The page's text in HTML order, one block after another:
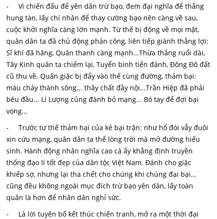
- Vì chiến đấu để yên dân trừ bạo, đem đại nghĩa để thắng
hung tàn, lấy chí nhân để thay cường bạo nên càng về sau,
cuộc khởi nghĩa càng lớn mạnh. Từ thế bị động về mọi mặt,
quân dân ta đã chủ động phản công, liên tiếp giành thắng lợi:
Sĩ khí đã hăng, Quăn thanh càng mạnh...Thừa thắng ruổi dài,
Tây Kinh quân ta chiếm lại, Tuyển binh tiến đánh, Đông Đô đất
cũ thu về. Quân giặc bị đẩy vào thế cùng đường, thảm bại:
máu chảy thành sông... thây chất đầy nội...Trần Hiệp đã phải
bêu đầu... Lí Lượng củng đành bỏ mạng... Bó tay để đợi bại
vong...
- Trước tư thế thảm hại của kẻ bại trận: như hổ đói vẫy đuôi
xin cứu mạng, quân dân ta thể lòng trời mà mở đường hiếu
sinh. Hành động nhân nghĩa cao cả ấy khẳng định truyền
thống đạo lí tốt đẹp của dân tộc Việt Nam. Đánh cho giặc
khiếp sợ, nhưng lại tha chết cho chúng khi chúng đại bại...
cũng đều không ngoài mục đích trừ bạo yên dân, lấy toàn
quân là hơn để nhân dân nghỉ sức.
- Là lời tuyên bố kết thúc chiến tranh, mở ra một thời đại